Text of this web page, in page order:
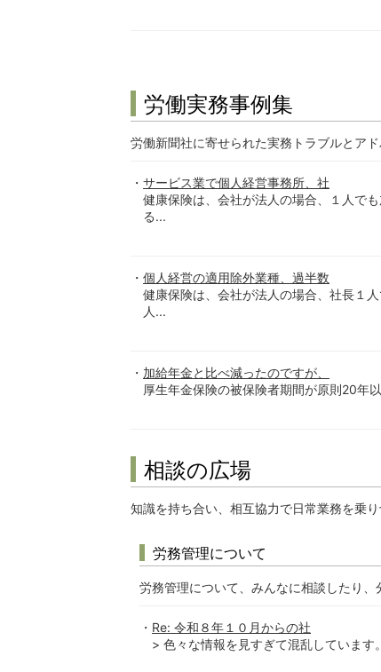
労働実務事例集
労働新聞社に寄せられた実務トラブルとア
サービス業で個人経営事務所、社
健康保険は、会社が法人の場合、１人で
る...
個人経営の適用除外業種、過半数
健康保険は、会社が法人の場合、社長１
人...
加給年金と比べ減ったのですが、
厚生年金保険の被保険者期間が原則20年
相談の広場
知識を持ち合い、相互協力で日常業務を乗
労務管理について
労務管理について、みんなに相談したり
Re: 令和８年１０月からの社
> 色々な情報を見すぎて混乱していま